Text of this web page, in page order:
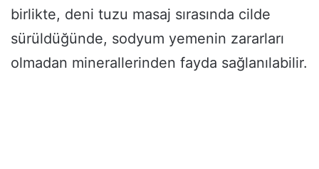
birlikte, deni tuzu masaj sırasında cilde
sürüldüğünde, sodyum yemenin zararları
olmadan minerallerinden fayda sağlanılabilir.